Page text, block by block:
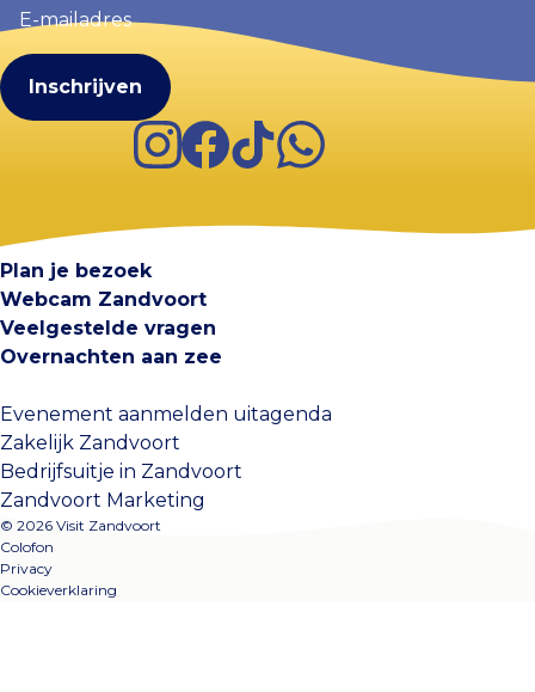
mailadres
(Vereist)
InstagramFacebook
TikTokWhatsApp
Plan je bezoek
Webcam Zandvoort
Veelgestelde vragen
Overnachten aan zee
Evenement aanmelden uitagenda
Zakelijk Zandvoort
Bedrijfsuitje in Zandvoort
Zandvoort Marketing
© 2026 Visit Zandvoort
Colofon
Privacy
Cookieverklaring